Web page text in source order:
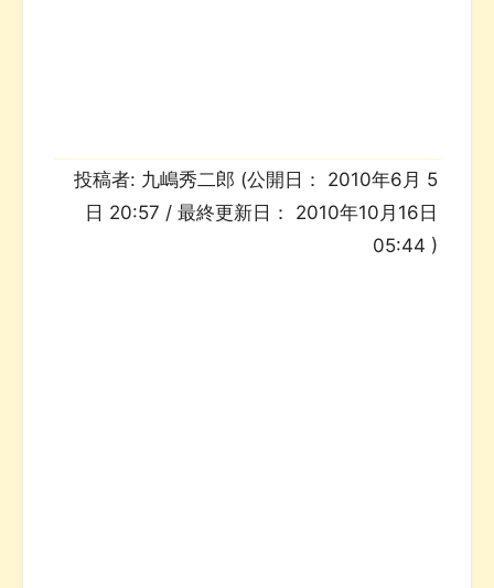
投稿者: 九嶋秀二郎 (公開日： 2010年6月 5
日 20:57 / 最終更新日： 2010年10月16日
05:44 )